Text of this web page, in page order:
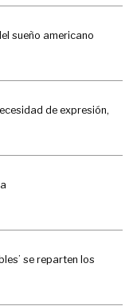
sueño americano
de expresión,
se reparten los